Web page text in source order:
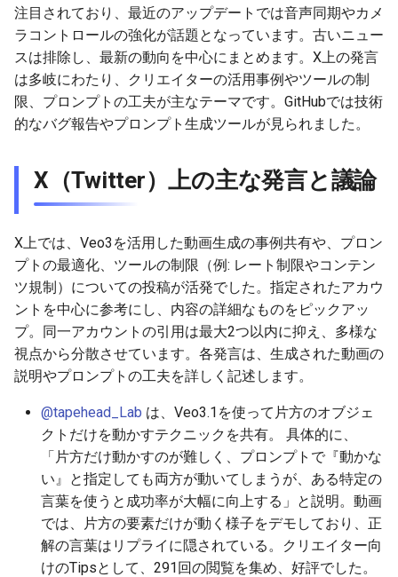
r
h
2026-07-07
2026-07-06
2026-07-05
2026-07-04
2026-07-02
2026-07-01
2026-06-30
2026-06-29
2026-06-28
2026-06-26
2026-06-25
2026-06-24
2025-12-21
2025-12-20
2025-12-19
2025-12-18
2025-12-16
2025-12-15
2025-12-14
2025-12-13
2025-12-12
2025-12-11
2025-12-10
2025-12-09
2026-07-07
2026-07-06
2026-07-05
2026-07-04
2026-07-02
2026-07-01
2026-06-30
2026-06-29
2026-06-28
2026-06-26
2026-06-25
2026-06-24
2025-12-21
2025-12-20
2025-12-19
2025-12-18
2025-12-16
2025-12-15
2025-12-14
2025-12-13
2025-12-12
2025-12-11
2025-12-10
2025-12-09
2026-04-26
2026-04-19
2026-04-15
2026-05-03
2026-04-26
2026-04-19
2026-04-12
2026-03-29
2026-03-22
2026-03-15
2026-03-08
2026-03-01
2026-02-22
2026-02-15
2026-02-08
2025-10-26
2025-10-19
2025-10-12
2025-10-05
2025-09-28
2025-09-24
2025-09-21
2025-09-19
2026-05-03
2026-04-26
2026-04-19
2026-04-12
2026-03-29
2026-03-22
2026-03-15
2026-03-08
2026-03-01
2026-02-22
2026-02-15
2026-02-08
2026-05-03
2026-04-26
2026-04-19
2026-04-12
2026-03-29
2026-03-22
2026-03-15
2026-03-08
2026-03-01
2026-02-22
2026-02-15
2026-02-08
2025-10-19
2025-10-12
2025-10-05
2025-10-04
2026-07-07
2026-07-05
2026-07-04
2026-07-03
2026-07-01
2026-06-30
2026-06-29
2026-06-28
2026-06-26
2026-06-25
2026-06-24
2026-06-23
2025-12-21
2025-12-20
2025-12-19
2025-12-18
2025-12-16
2025-12-15
2025-12-14
2025-12-13
2025-12-12
2025-12-11
2025-12-10
2025-12-09
2026-05-03
2026-04-26
2026-04-19
2026-04-12
2026-03-29
2026-03-22
2026-03-15
2026-03-08
2026-03-01
2026-02-22
2026-02-15
2026-02-08
2025-10-19
2025-10-12
2025-10-05
2025-10-02
2025-09-23
2026-04-19
2026-04-12
2026-04-07
2026-04-05
2026-03-22
2026-03-15
2026-03-08
2026-03-01
2026-02-22
2026-02-15
2026-02-08
2026-02-01
2026-07-06
2026-07-05
2026-07-04
2026-07-03
2026-07-02
2026-07-01
2026-06-30
2026-06-28
2026-06-26
2026-06-25
2026-06-24
2026-06-23
2026-06-22
2026-05-03
2026-04-26
2026-04-19
2026-04-12
2026-03-29
2026-03-22
2026-03-15
2026-03-08
2026-03-01
2026-02-22
2026-02-15
2026-02-08
2026-07-06
2026-07-05
2026-07-04
2026-07-03
2026-07-01
2026-06-30
2026-06-29
2026-06-28
2026-06-27
2026-06-26
2026-06-25
2026-06-24
2026-05-18
2026-07-05
2026-07-04
2026-07-02
2026-07-01
2026-06-29
2026-06-28
2026-06-25
2026-06-24
2026-06-23
2026-06-22
2026-06-21
2026-06-20
2026-05-03
2026-04-26
2026-04-19
2026-04-12
2026-03-30
注目されており、最近のアップデートでは音声同期やカメ
ラコントロールの強化が話題となっています。古いニュー
スは排除し、最新の動向を中心にまとめます。X上の発言
は多岐にわたり、クリエイターの活用事例やツールの制
限、プロンプトの工夫が主なテーマです。GitHubでは技術
的なバグ報告やプロンプト生成ツールが見られました。
X（Twitter）上の主な発言と議論
X上では、Veo3を活用した動画生成の事例共有や、プロン
プトの最適化、ツールの制限（例: レート制限やコンテン
ツ規制）についての投稿が活発でした。指定されたアカウ
ントを中心に参考にし、内容の詳細なものをピックアッ
プ。同一アカウントの引用は最大2つ以内に抑え、多様な
視点から分散させています。各発言は、生成された動画の
説明やプロンプトの工夫を詳しく記述します。
@tapehead_Lab は、Veo3.1を使って片方のオブジェ
クトだけを動かすテクニックを共有。 具体的に、
「片方だけ動かすのが難しく、プロンプトで『動かな
い』と指定しても両方が動いてしまうが、ある特定の
言葉を使うと成功率が大幅に向上する」と説明。動画
では、片方の要素だけが動く様子をデモしており、正
解の言葉はリプライに隠されている。クリエイター向
けのTipsとして、291回の閲覧を集め、好評でした。